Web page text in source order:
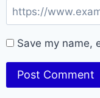
Save my name,